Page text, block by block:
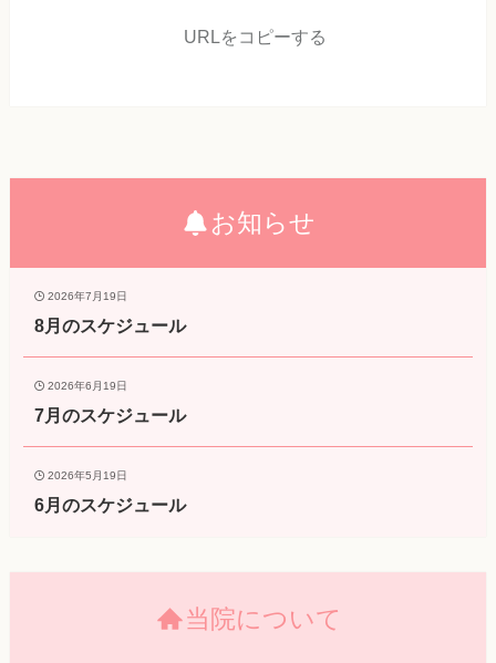
URLをコピーする
お知らせ
2026年7月19日
8月のスケジュール
2026年6月19日
7月のスケジュール
2026年5月19日
6月のスケジュール
当院について